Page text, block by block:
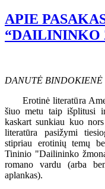
APIE
“DAILININKO
DANUTĖ BINDOKIENĖ
Erotinė literatūra
šiuo metu taip išplitusi
kaskart sunkiau kuo
literatūra pasižymi
stipriau erotinių temų
Tininio "Dailininko
romano vardu (arba
aplankas).